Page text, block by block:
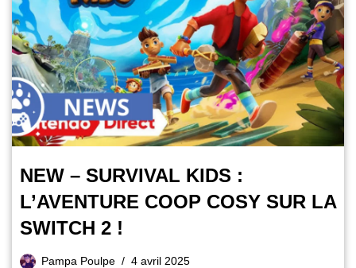
NEW – SURVIVAL KIDS :
L’AVENTURE COOP COSY SUR LA
SWITCH 2 !
Pampa Poulpe 4 avril 2025